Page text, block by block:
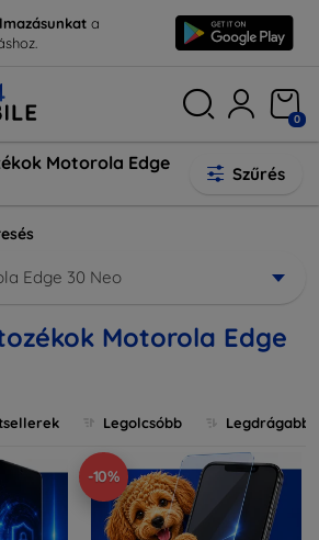
a
0
Motorola Edge
Szűrés
Edge 30 Neo
Motorola Edge
Legolcsóbb Legdrágabb
-10%